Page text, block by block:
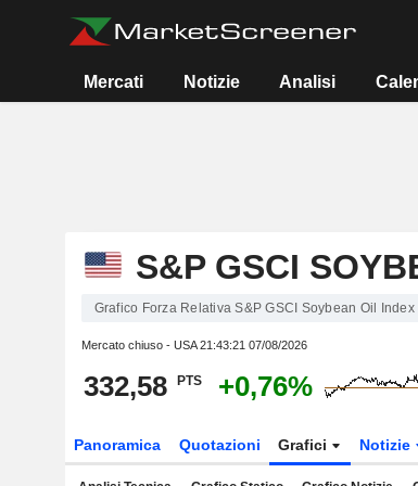
Mercati Notizie Analisi
S&P GSCI
Grafico Forza Relativa S&P GSCI Soybean Oil Index
Mercato chiuso - USA21:43:21 07/08/2026
332,58 PTS +0,76%
Panoramica Quotazioni Grafici Notizie